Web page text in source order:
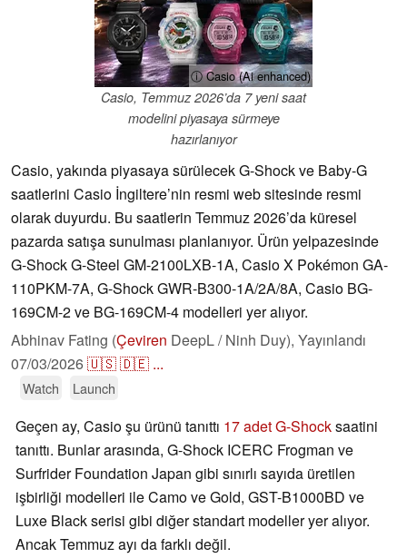
ⓘ Casio (Ai enhanced)
Casio, Temmuz 2026’da 7 yeni saat
modelini piyasaya sürmeye
hazırlanıyor
Casio, yakında piyasaya sürülecek G-Shock ve Baby-G
saatlerini Casio İngiltere’nin resmi web sitesinde resmi
olarak duyurdu. Bu saatlerin Temmuz 2026’da küresel
pazarda satışa sunulması planlanıyor. Ürün yelpazesinde
G-Shock G-Steel GM-2100LXB-1A, Casio X Pokémon GA-
110PKM-7A, G-Shock GWR-B300-1A/2A/8A, Casio BG-
169CM-2 ve BG-169CM-4 modelleri yer alıyor.
Abhinav Fating (Çeviren DeepL / Ninh Duy), Yayınlandı
07/03/2026🇺🇸🇩🇪 ...
Watch Launch
Geçen ay, Casio şu ürünü tanıttı 17 adet G-Shocksaatini
tanıttı. Bunlar arasında, G-Shock ICERC Frogman ve
Surfrider Foundation Japan gibi sınırlı sayıda üretilen
işbirliği modelleri ile Camo ve Gold, GST-B1000BD ve
Luxe Black serisi gibi diğer standart modeller yer alıyor.
Ancak Temmuz ayı da farklı değil.